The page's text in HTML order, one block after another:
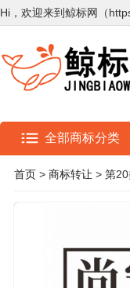
Hi，欢迎来到鲸标网（
全部商标分类
首页 > 商标转让 > 第